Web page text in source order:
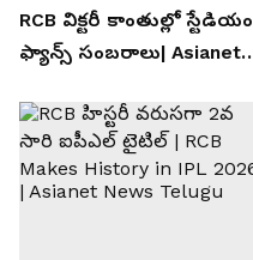
RCB విక్టరీ కాంతుల్లో స్టేడియం
ఫ్యాన్స్ సంబరాలు| Asianet